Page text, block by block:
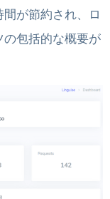
が節約され、ロ
包括的な概要が